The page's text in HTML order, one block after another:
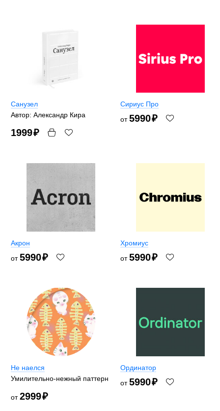
Санузел
Автор: Александр Кира
1999₽
Сириус Про
от5990₽
Акрон
от5990₽
Хромиус
от5990₽
Не наелся
Умилительно-нежный паттерн
от2999₽
Ординатор
от5990₽